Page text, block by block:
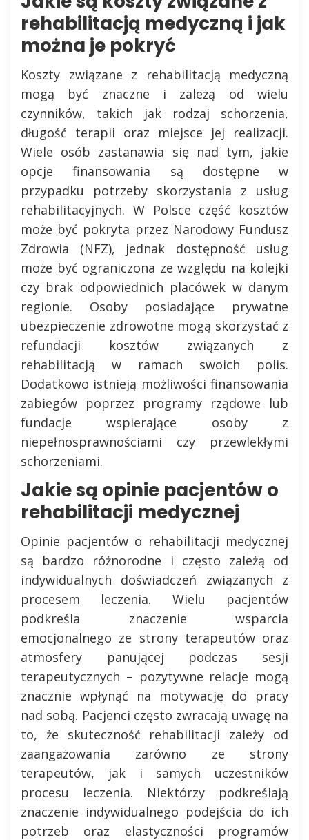
rehabilitacją medyczną i jak
można je pokryć
Koszty związane z rehabilitacją medyczną
mogą być znaczne i zależą od wielu
czynników, takich jak rodzaj schorzenia,
długość terapii oraz miejsce jej realizacji.
Wiele osób zastanawia się nad tym, jakie
opcje finansowania są dostępne w
przypadku potrzeby skorzystania z usług
rehabilitacyjnych. W Polsce część kosztów
może być pokryta przez Narodowy Fundusz
Zdrowia (NFZ), jednak dostępność usług
może być ograniczona ze względu na kolejki
czy brak odpowiednich placówek w danym
regionie. Osoby posiadające prywatne
ubezpieczenie zdrowotne mogą skorzystać z
refundacji kosztów związanych z
rehabilitacją w ramach swoich polis.
Dodatkowo istnieją możliwości finansowania
zabiegów poprzez programy rządowe lub
fundacje wspierające osoby z
niepełnosprawnościami czy przewlekłymi
schorzeniami.
Jakie są opinie pacjentów o
rehabilitacji medycznej
Opinie pacjentów o rehabilitacji medycznej
są bardzo różnorodne i często zależą od
indywidualnych doświadczeń związanych z
procesem leczenia. Wielu pacjentów
podkreśla znaczenie wsparcia
emocjonalnego ze strony terapeutów oraz
atmosfery panującej podczas sesji
terapeutycznych – pozytywne relacje mogą
znacznie wpłynąć na motywację do pracy
nad sobą. Pacjenci często zwracają uwagę na
to, że skuteczność rehabilitacji zależy od
zaangażowania zarówno ze strony
terapeutów, jak i samych uczestników
procesu leczenia. Niektórzy podkreślają
znaczenie indywidualnego podejścia do ich
potrzeb oraz elastyczności programów